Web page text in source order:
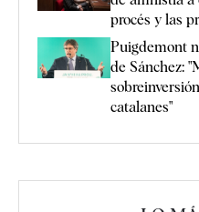
procés y las
Puigdemont
de Sánchez:
catalanes"